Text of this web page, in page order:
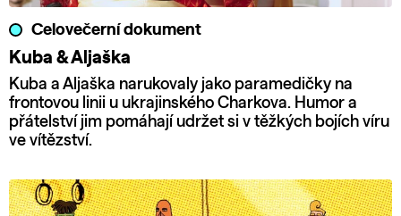
Celovečerní dokument
Kuba & Aljaška
Kuba a Aljaška narukovaly jako paramedičky na
frontovou linii u ukrajinského Charkova. Humor a
přátelství jim pomáhají udržet si v těžkých bojích víru
ve vítězství.